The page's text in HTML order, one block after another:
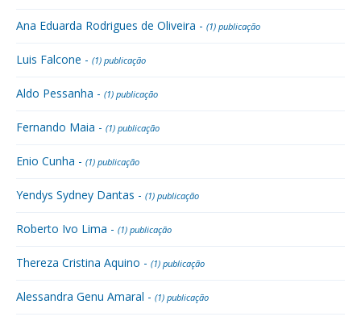
Ana Eduarda Rodrigues de Oliveira - (1) publicação
Luis Falcone - (1) publicação
Aldo Pessanha - (1) publicação
Fernando Maia - (1) publicação
Enio Cunha - (1) publicação
Yendys Sydney Dantas - (1) publicação
Roberto Ivo Lima - (1) publicação
Thereza Cristina Aquino - (1) publicação
Alessandra Genu Amaral - (1) publicação